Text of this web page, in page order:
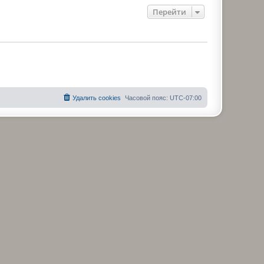
Перейти
Часовой пояс: UTC-07:00
Удалить cookies